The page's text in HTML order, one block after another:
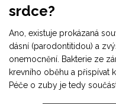
srdce?
Ano, existuje prokázaná
dásní (parodontitidou) a
onemocnění. Bakterie ze
krevního oběhu a přispívat
Péče o zuby je tedy